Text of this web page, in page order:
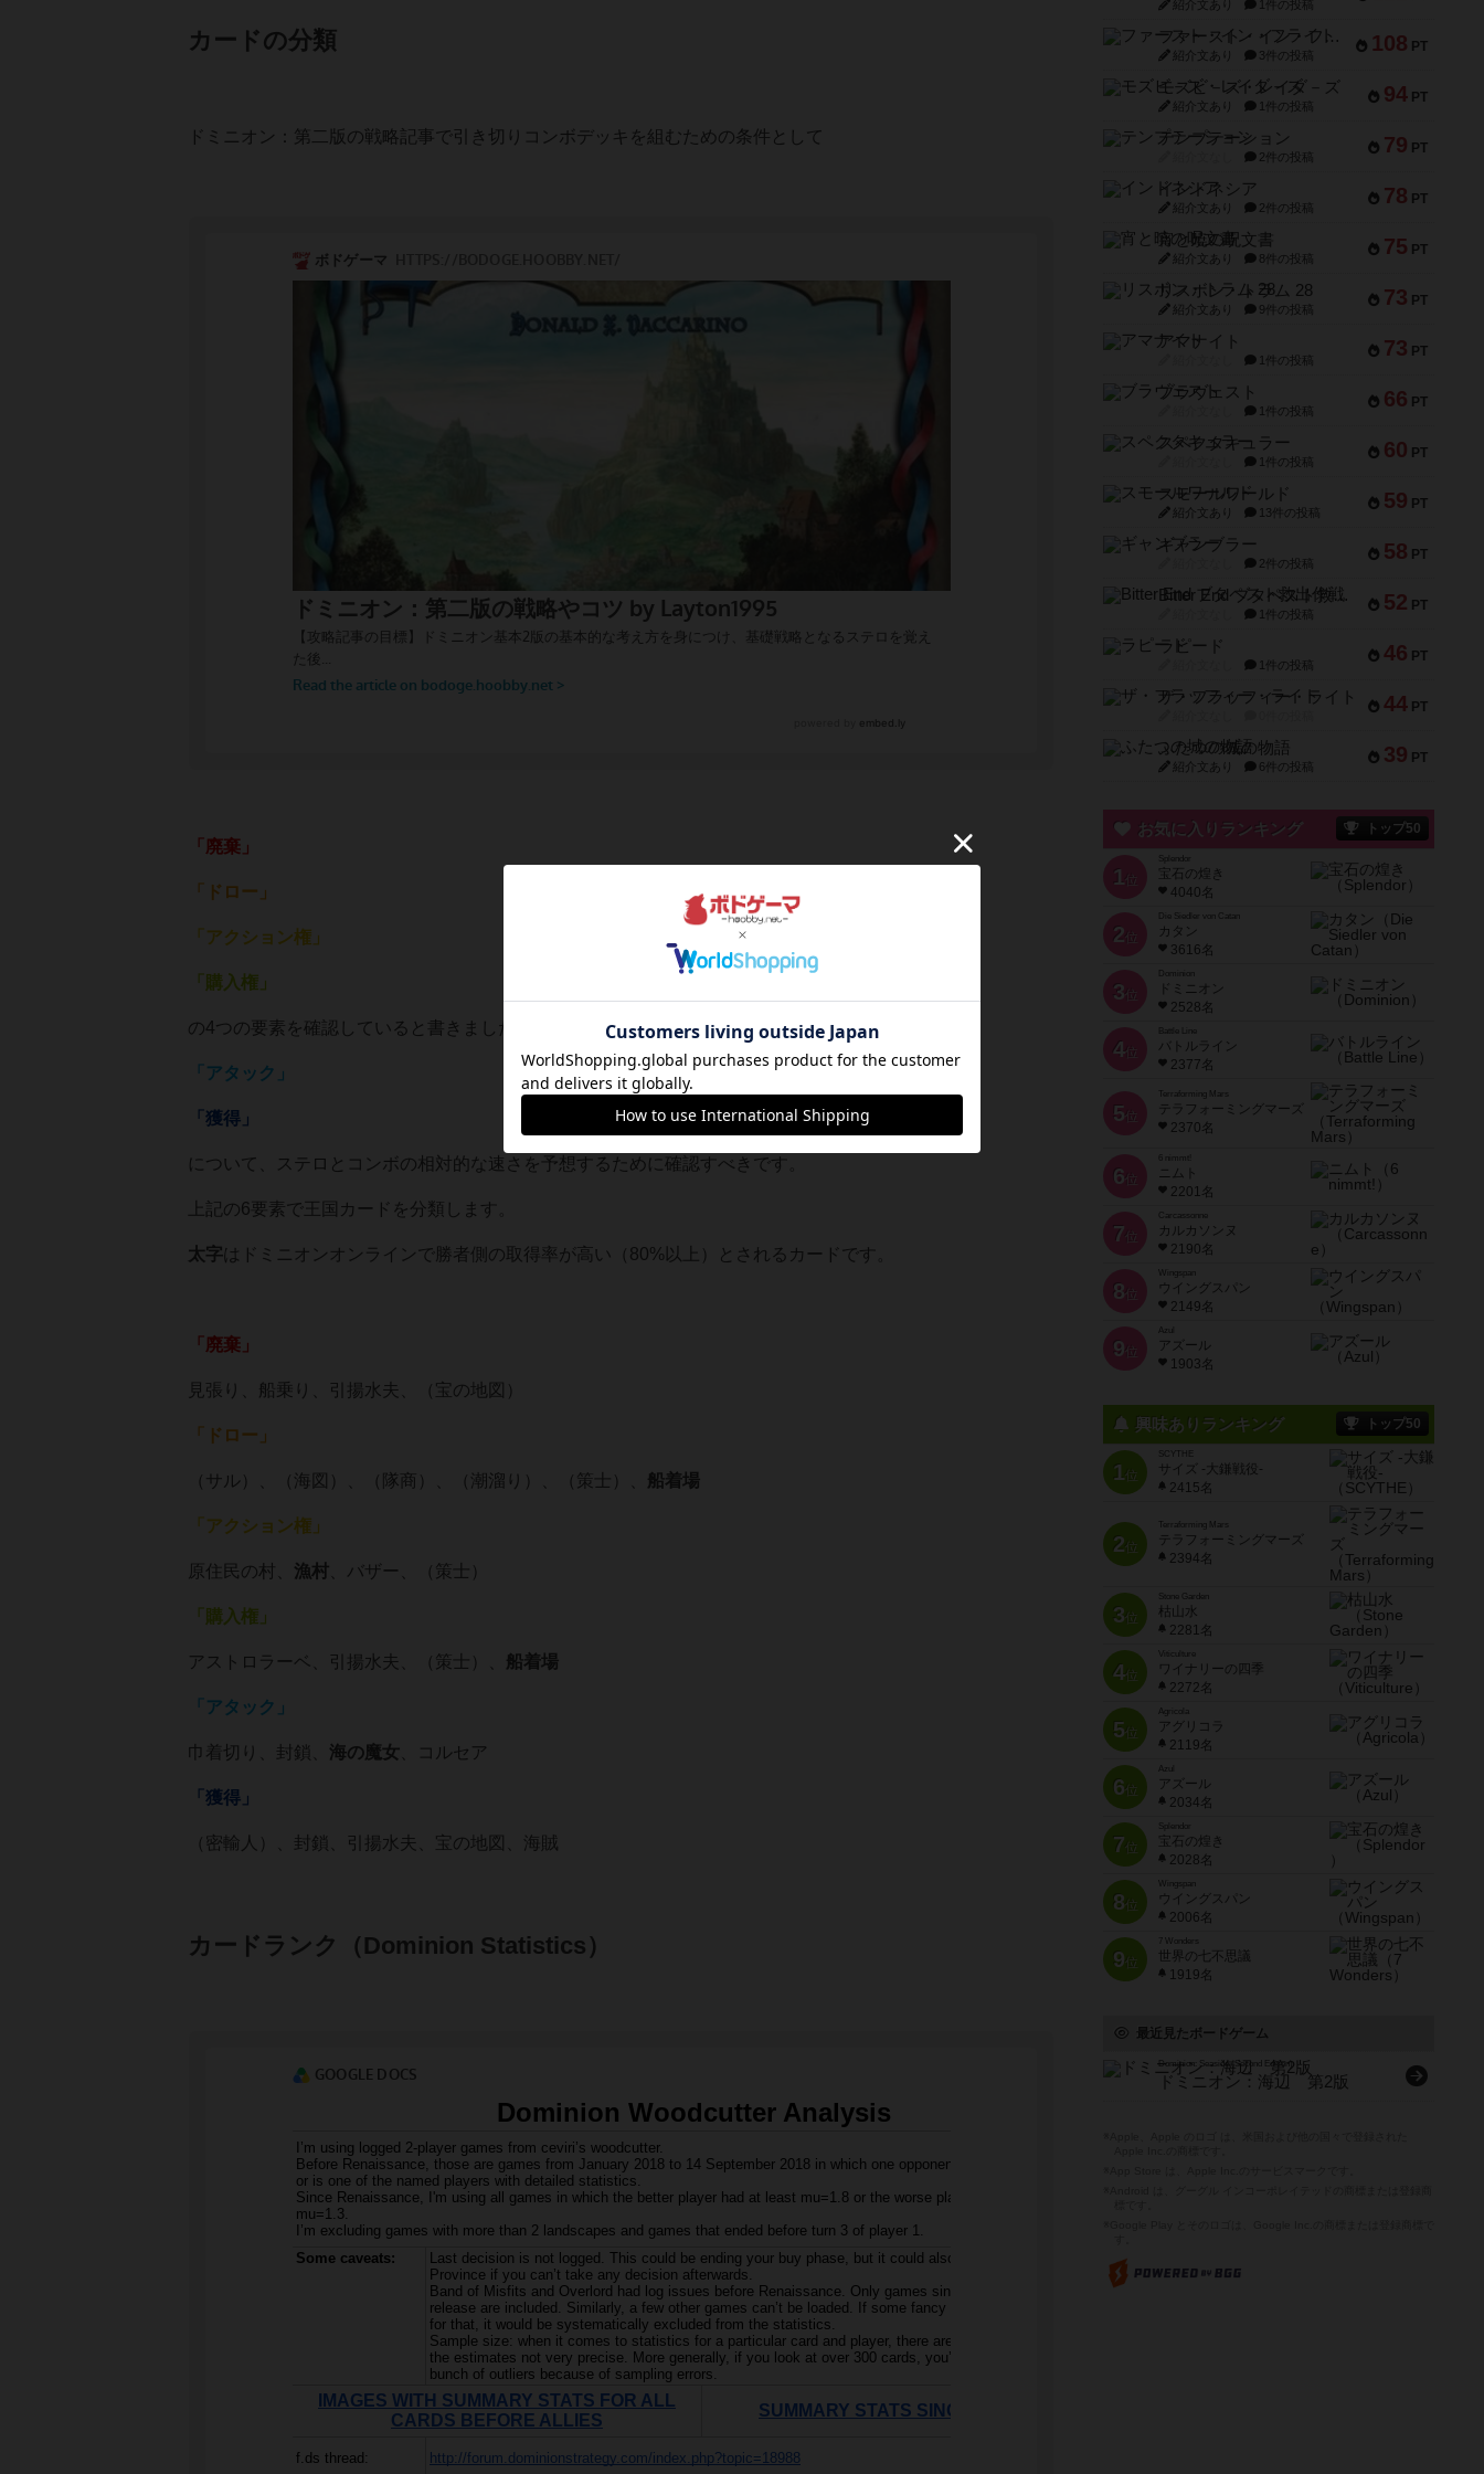
カードの分類
ドミニオン：第二版の戦略記事で引き切りコンボデッキを組むための条件として
「廃棄」
「ドロー」
「アクション権」
「購入権」
の4つの要素を確認していると書きました。上記に加えて、
「アタック」
「獲得」
について、ステロとコンボの相対的な速さを予想するために確認すべきです。
上記の6要素で王国カードを分類します。
太字はドミニオンオンラインで勝者側の取得率が高い（80%以上）とされるカードです。
「廃棄」
見張り、船乗り、引揚水夫、（宝の地図）
「ドロー」
（サル）、（海図）、（隊商）、（潮溜り）、（策士）、 船着場
「アクション権」
原住民の村、 漁村 、バザー、（策士）
「購入権」
アストロラーベ、引揚水夫、（策士）、 船着場
「アタック」
巾着切り、封鎖、 海の 魔女 、コルセア
「獲得」
（密輸人）、封鎖、引揚水夫、宝の地図、海賊
カードランク（Dominion Statistics）
紹介文あり 1件の投稿
108 PT
ファースト・イン・フライト
紹介文あり 3件の投稿
94 PT
モズビ－ズ・レイダ－ズ
紹介文あり 1件の投稿
79 PT
テンプテーション
2件の投稿
78 PT
インドネシア
紹介文あり 2件の投稿
75 PT
宵と暁の呪文書
紹介文あり 8件の投稿
73 PT
リスボン・トラム 28
紹介文あり 9件の投稿
73 PT
アマナイト
1件の投稿
66 PT
ブラヴェスト
1件の投稿
60 PT
スペクタキュラー
1件の投稿
59 PT
スモールワールド
紹介文あり 13件の投稿
58 PT
ギャンブラー
2件の投稿
52 PT
Bitter End ブタペスト救出作戦
1件の投稿
46 PT
ラピード
1件の投稿
44 PT
ザ・フラッフィー・ライト
39 PT
ふたつの城の物語
紹介文あり 6件の投稿
お気に入りランキング トップ50
1 位
宝石の煌き
4040名
2 位
Die Siedler von Catan
カタン
3616名
3 位
ドミニオン
2528名
4位
Battle Line
バトルライン
2377名
5 位
Terraforming Mars
テラフォーミングマーズ
2370名
6 位
ニムト
2201名
7 位
Carcassonne
カルカソンヌ
2190名
8 位
Wingspan
ウイングスパン
2149名
9 位
Azul
アズール
1903名
興味ありランキング トップ50
1位
SCYTHE
サイズ -大鎌戦役-
2415名
2位
Terraforming Mars
テラフォーミングマーズ
2394名
3位
Stone Garden
枯山水
2281名
4位
Viticulture
ワイナリーの四季
2272名
5位
Agricola
アグリコラ
2119名
6位
Azul
アズール
2034名
7位
宝石の煌き
2028名
8位
Wingspan
ウイングスパン
2006名
9位
7 Wonders
世界の七不思議
1919名
最近見たボードゲーム
Dominion: Seaside (Second Edition)
ドミニオン：海辺 第2版